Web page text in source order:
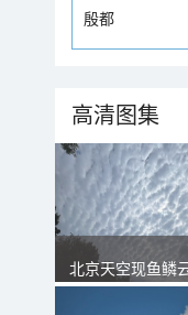
殷都
高清图集
北京天空现鱼鳞